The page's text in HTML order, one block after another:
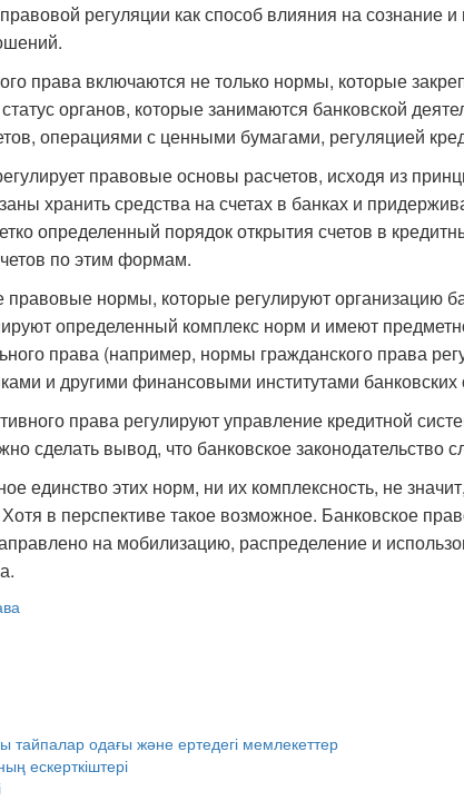
регуляции как способ влияния на сознание
права включаются не только нормы, которые
органов, которые занимаются банковской
операциями с ценными бумагами, регуляцией
правовые основы расчетов, исходя из
хранить средства на счетах в банках и
определенный порядок открытия счетов в
по этим формам.
правовые нормы, которые регулируют организацию
определенный комплекс норм и имеют
права (например, нормы гражданского права
и другими финансовыми институтами
права регулируют управление кредитной
сделать вывод, что банковское законодательство
единство этих норм, ни их комплексность, не
в перспективе такое возможное. Банковское
на мобилизацию, распределение и
тайпалар одағы және ертедегі мемлекеттер
ескерткіштері